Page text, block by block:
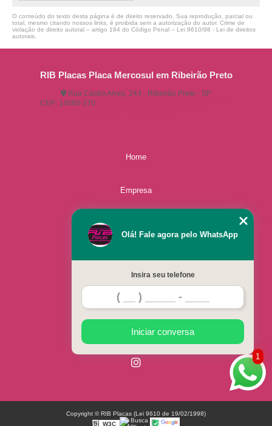
O conteúdo do texto desta página é de direito reservado. Sua reprodução, parcial ou
total, mesmo citando nossos links, é proibida sem a autorização do autor. Crime de
violação de direito autoral – artigo 184 do Código Penal – Lei 9610/98 - Lei de direitos
autorais
RIB Placas Placa Mercosul em Ribeirão Preto
Rua Castro Alves, 244 - Ribeirão Preto - SP
CEP: 14080-370
Home
Empresa
Contato
1
Olá! Fale agora pelo WhatsApp
Insira seu telefone
Iniciar conversa
Copyright © RIB Placas (Lei 9610 de 19/02/1998)
W3C